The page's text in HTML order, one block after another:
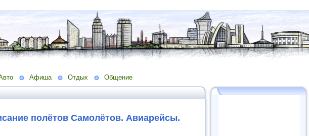
Афиша Отдых Общение
полётов Самолётов. Авиарейсы.